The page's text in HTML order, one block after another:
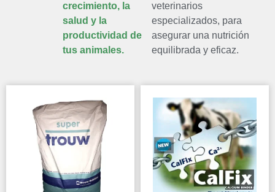
crecimiento, la
salud y la
productividad de
tus animales.
veterinarios
especializados, para
asegurar una nutrición
equilibrada y eficaz.